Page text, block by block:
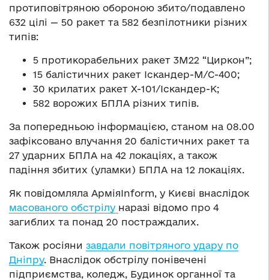
протиповітряною обороною збито/подавлено
632 цілі — 50 ракет та 582 безпілотники різних
типів:
5 протикорабельних ракет 3М22 “Циркон”;
15 балістичних ракет Іскандер-М/С-400;
30 крилатих ракет Х-101/Іскандер-К;
582 ворожих БПЛА різних типів.
За попередньою інформацією, станом на 08.00
зафіксовано влучання 20 балістичних ракет та
27 ударних БПЛА на 42 локаціях, а також
падіння збитих (уламки) БПЛА на 12 локаціях.
Як повідомляла АрміяInform, у Києві внаслідок
масованого обстрілу наразі відомо про 4
загиблих та понад 20 постраждалих.
Також росіяни завдали повітряного удару по
Дніпру. Внаслідок обстрілу понівечені
підприємства, коледж, Будинок органної та